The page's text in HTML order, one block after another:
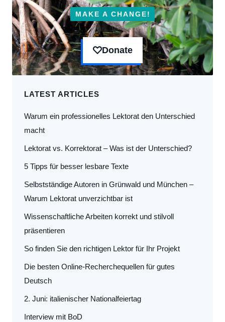
MAKE A CHANGE!
Donate
LATEST ARTICLES
Warum ein professionelles Lektorat den Unterschied
macht
Lektorat vs. Korrektorat – Was ist der Unterschied?
5 Tipps für besser lesbare Texte
Selbstständige Autoren in Grünwald und München –
Warum Lektorat unverzichtbar ist
Wissenschaftliche Arbeiten korrekt und stilvoll
präsentieren
So finden Sie den richtigen Lektor für Ihr Projekt
Die besten Online-Recherchequellen für gutes
Deutsch
2. Juni: italienischer Nationalfeiertag
Interview mit BoD